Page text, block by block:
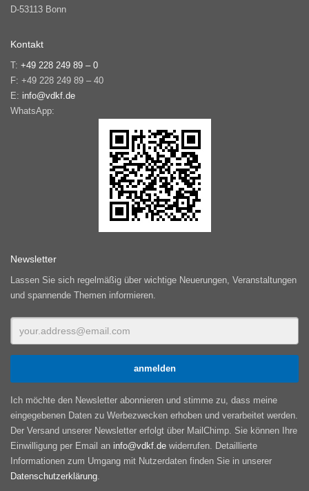
D-53113 Bonn
Kontakt
T: +49 228 249 89 – 0
F: +49 228 249 89 – 40
E: info@vdkf.de
WhatsApp:
Newsletter
Lassen Sie sich regelmäßig über wichtige Neuerungen, Veranstaltungen
und spannende Themen informieren.
Ich möchte den Newsletter abonnieren und stimme zu, dass meine
eingegebenen Daten zu Werbezwecken erhoben und verarbeitet werden.
Der Versand unserer Newsletter erfolgt über MailChimp. Sie können Ihre
Einwilligung per Email an info@vdkf.de widerrufen. Detaillierte
Informationen zum Umgang mit Nutzerdaten finden Sie in unserer
Datenschutzerklärung